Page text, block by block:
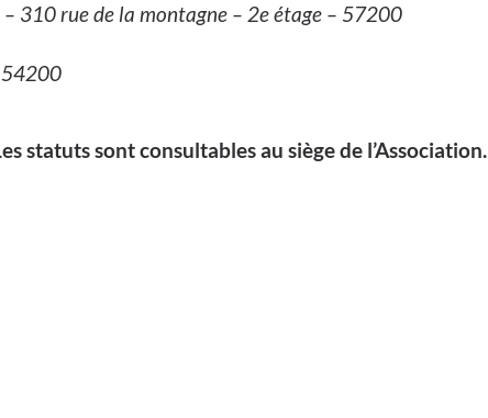
310 rue de la montagne – 2e étage – 57200
54200
statuts sont consultables au siège de l’Association.